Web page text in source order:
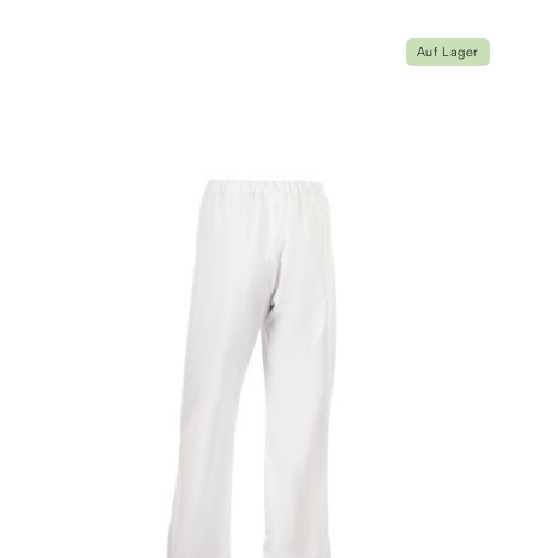
Auf Lager